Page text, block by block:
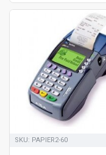
SKU: PAPIER2-60